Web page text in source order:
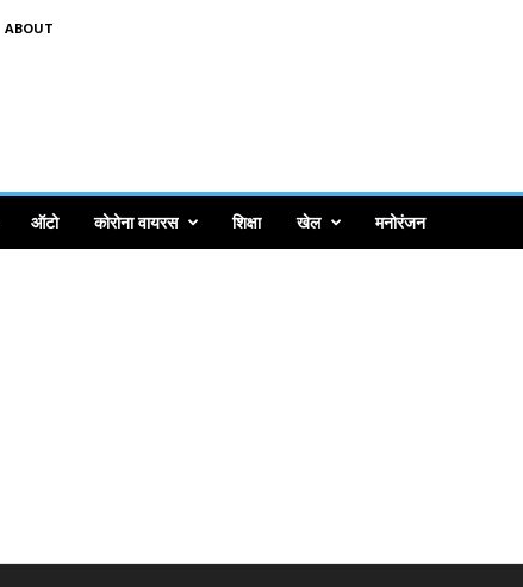
ABOUT
ऑटो कोरोना वायरस शिक्षा खेल मनोरंजन